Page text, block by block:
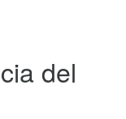
del